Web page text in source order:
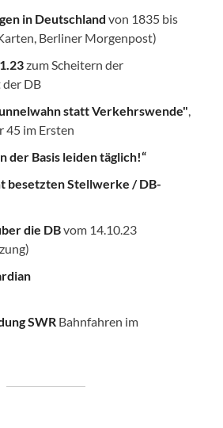
in Deutschland von 1835 bis
Berliner Morgenpost)
zum Scheitern der
DB
statt Verkehrswende"
45 im Ersten
der Basis leiden täglich!“
besetzten Stellwerke / DB-
die DBvom 14.10.23
SWR Bahnfahren im